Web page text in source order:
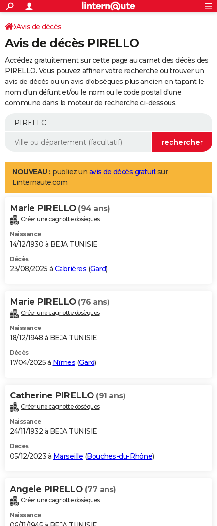
ACTUALITÉS
Politique
Société
Faits Divers
Education
Monde
Villes
+
SPORT
Coupe du monde 2026
Football
Tennis
Cyclisme
Rugby
Forum
Programme TV
TNT
Streaming
Cinéma
Sorties cinéma
Musique
+
FINANCE
Retraite
Epargne
Immobilier
Risques naturels par ville
Banque
Assurance
AUTO
Essais
Réserver un essai
Citadines
Berlines
SUV
Forum auto
+
Mobiles
Meilleur smartphone
Internet
Ordinateurs
Jeux vidéo
Guide high-tech
Aménagement intérieur
LIFESTYLE
Art de vivre
Bien-être
Loisirs
Mode
Modes de vie
Alimentation
Guide de la santé
Maladies
Médicaments
Sommeil
VOYAGE
Destinations
City break
Voyage nature
Voyage de noces
Forum
Climat
+PHOTO
GUIDES D'ACHAT
BONS PLANS
Carte de Noël
Carte Bonne année
Carte Saint-Valentin
Carte Pâques
Carte d'anniversaire
DICTIONNAIRE
Dictionnaire
Biographies
Citations
Expressions
Proverbes
PROGRAMME TV
S'inscrire
Se connecter
Lycées
Collèges
Primaires
Universités
Entreprises
Service militaire
Avis de recherche
AVIS DE DÉCÈS
Bricolage
Lifestyle
Culture
Sport
Auto
Television
Voyage
Cinema
Avis de décès
Avis de décès PIRELLO
Accédez gratuitement sur cette page au carnet des décès des
PIRELLO. Vous pouvez affiner votre recherche ou trouver un
avis de décès ou un avis d'obsèques plus ancien en tapant le
nom d'un défunt et/ou le nom ou le code postal d'une
commune dans le moteur de recherche ci-dessous.
NOUVEAU : publiez un avis de décès gratuitsur
Linternaute.com
Marie PIRELLO (94 ans)
Créer une cagnotte obsèques
Naissance
14/12/1930 à BEJA TUNISIE
Décès
23/08/2025 à Cabrières (Gard)
Marie PIRELLO (76 ans)
Créer une cagnotte obsèques
Naissance
18/12/1948 à BEJA TUNISIE
Décès
17/04/2025 à Nîmes (Gard)
Catherine PIRELLO (91 ans)
Créer une cagnotte obsèques
Naissance
24/11/1932 à BEJA TUNISIE
Décès
05/12/2023 à Marseille (Bouches-du-Rhône)
Angele PIRELLO (77 ans)
Créer une cagnotte obsèques
Naissance